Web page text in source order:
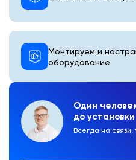
Один
до
Всегда на
Монтируем и
оборудование